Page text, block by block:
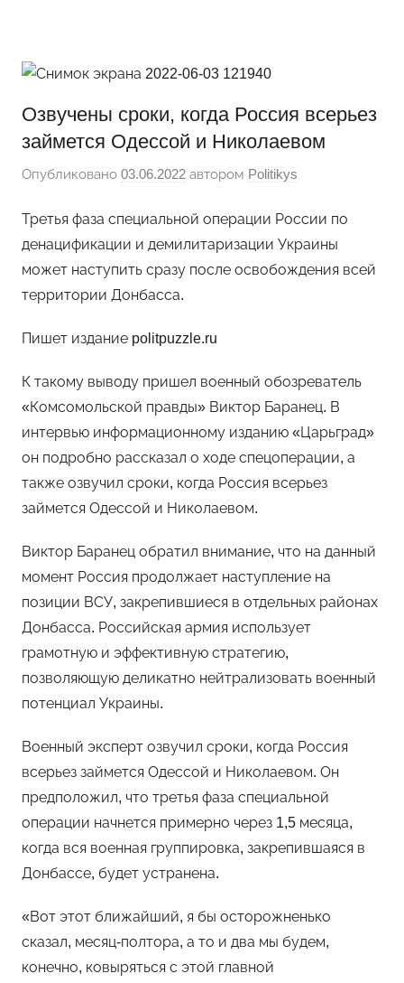
содержимому
сайт
WordPress
Озвучены сроки, когда Россия всерьез
займется Одессой и Николаевом
Опубликовано 03.06.2022 автором Politikys
Третья фаза специальной операции России по
денацификации и демилитаризации Украины
может наступить сразу после освобождения всей
территории Донбасса.
Пишет издание politpuzzle.ru
К такому выводу пришел военный обозреватель
«Комсомольской правды» Виктор Баранец. В
интервью информационному изданию «Царьград»
он подробно рассказал о ходе спецоперации, а
также озвучил сроки, когда Россия всерьез
займется Одессой и Николаевом.
Виктор Баранец обратил внимание, что на данный
момент Россия продолжает наступление на
позиции ВСУ, закрепившиеся в отдельных районах
Донбасса. Российская армия использует
грамотную и эффективную стратегию,
позволяющую деликатно нейтрализовать военный
потенциал Украины.
Военный эксперт озвучил сроки, когда Россия
всерьез займется Одессой и Николаевом. Он
предположил, что третья фаза специальной
операции начнется примерно через 1,5 месяца,
когда вся военная группировка, закрепившаяся в
Донбассе, будет устранена.
«Вот этот ближайший, я бы осторожненько
сказал, месяц-полтора, а то и два мы будем,
конечно, ковыряться с этой главной